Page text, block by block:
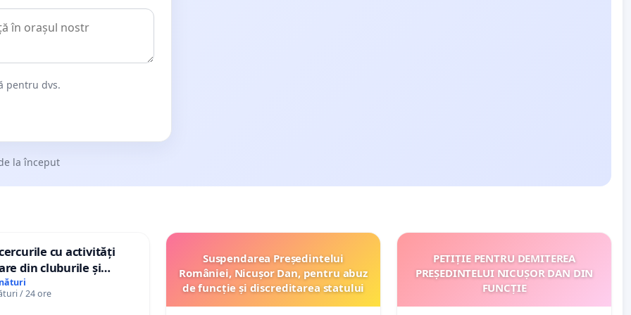
pentru dvs.
la început
cu activități
din cluburile și
/ 24 ore
Suspendarea Președintelui
României, Nicușor Dan, pentru abuz
de funcție și discreditarea statului
PETIȚIE PENTRU DEMITEREA
PREȘEDINTELUI NICUȘOR DAN DIN
FUNCȚIE